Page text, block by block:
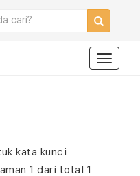
kata kunci
1 dari total 1